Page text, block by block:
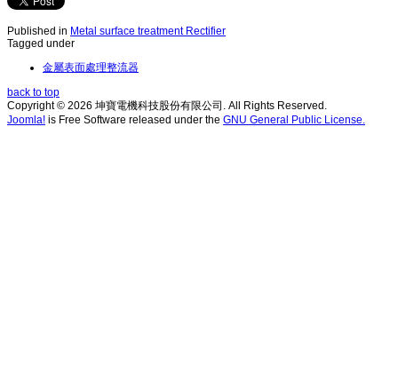
Published in Metal surface treatment Rectifier
Tagged under
金屬表面處理整流器
back to top
Copyright © 2026 坤寶電機科技股份有限公司. All Rights Reserved.
Joomla! is Free Software released under the GNU General Public License.